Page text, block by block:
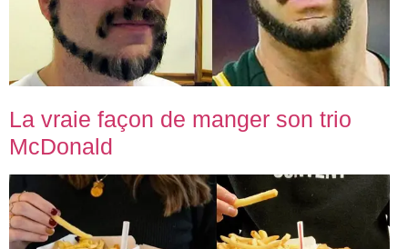
La vraie façon de manger son trio
McDonald